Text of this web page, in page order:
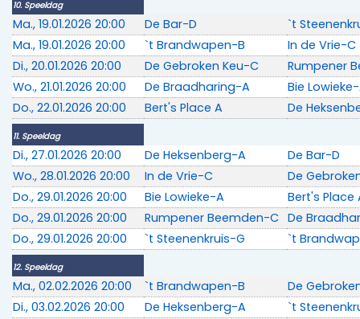
10. Speeldag
Ma., 19.01.2026 20:00 De Bar-D
`t
Ma., 19.01.2026 20:00
`t Brandwapen-B
In de Vrie-C
Di., 20.01.2026 20:00
De Gebroken Keu-C
Rumpener
Wo., 21.01.2026 20:00
De Braadharing-A
Bie
Do., 22.01.2026 20:00
Bert's Place A De
11. Speeldag
Di., 27.01.2026 20:00 De Heksenberg-A
De Bar-D
Wo., 28.01.2026 20:00
In de Vrie-C
De
Do., 29.01.2026 20:00
Bie Lowieke-A
Bert's Place
Do., 29.01.2026 20:00
Rumpener Beemden-C De
Do., 29.01.2026 20:00
`t Steenenkruis-G `t
12. Speeldag
Ma., 02.02.2026 20:00 `t Brandwapen-B
De
Di., 03.02.2026 20:00
De Heksenberg-A
`t